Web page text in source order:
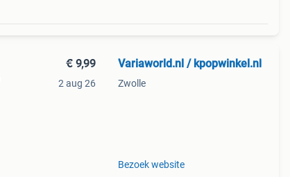
€ 9,99
2 aug 26
Variaworld.nl / kpopwinkel.nl
Zwolle
Bezoek website